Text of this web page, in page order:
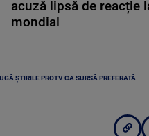
acuză lipsă de reacție
mondial
ȘTIRILE PROTV CA SURSĂ PREFERATĂ